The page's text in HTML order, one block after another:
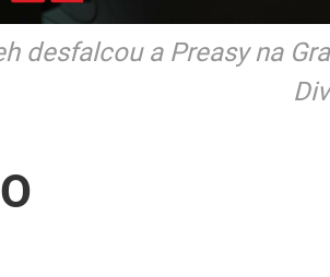
desfalcou a Preasy na